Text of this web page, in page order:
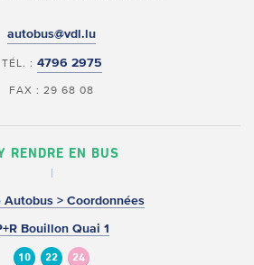
autobus@vdl.lu
TÉL. : 4796 2975
FAX : 29 68 08
RENDRE EN BUS
Autobus > Coordonnées
Bouillon Quai 1
10 22 24